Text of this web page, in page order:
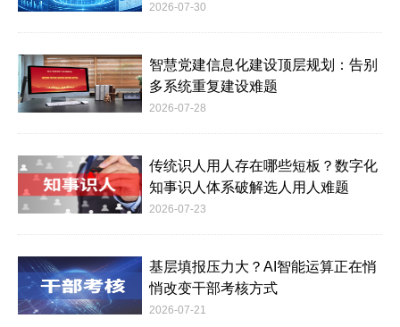
2026-07-30
智慧党建信息化建设顶层规划：告别
多系统重复建设难题
2026-07-28
传统识人用人存在哪些短板？数字化
知事识人体系破解选人用人难题
2026-07-23
基层填报压力大？AI智能运算正在悄
悄改变干部考核方式
2026-07-21